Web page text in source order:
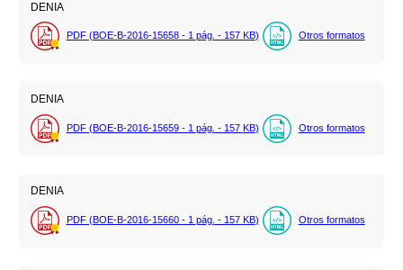
DENIA
PDF (BOE-B-2016-15658 - 1 pág. - 157 KB) Otros formatos
DENIA
PDF (BOE-B-2016-15659 - 1 pág. - 157 KB) Otros formatos
DENIA
PDF (BOE-B-2016-15660 - 1 pág. - 157 KB) Otros formatos